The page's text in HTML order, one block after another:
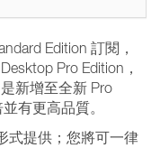
Edition 訂閱，
Pro Edition，
新增至全新 Pro
有更高品質。
式提供；您將可一律